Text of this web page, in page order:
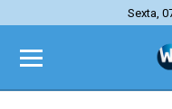
Sexta,